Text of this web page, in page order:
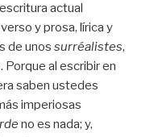
actual
y prosa, lírica y
de unos surréalistes,
Porque al escribir en
saben ustedes
imperiosas
no es nada; y,